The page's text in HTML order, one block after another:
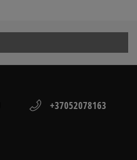
+37052078163